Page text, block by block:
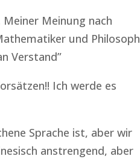
Meinung nach
und Philosoph
Verstand”
Ich werde es
Sprache ist, aber wir
anstrengend, aber